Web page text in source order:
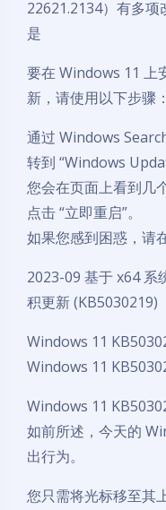
22621.2134）有多
是
要在 Windows 11 上
新，请使用以下步骤：
通过 Windows Search
转到 “Windows
您会在页面上看到几
点击 “立即重启”。
如果您感到困惑，请
2023-09 基于 x64 系
积更新 (KB5030219)
Windows 11
Windows 11
Windows 11
如前所述，今天的
出行为。
您只需将光标移至其